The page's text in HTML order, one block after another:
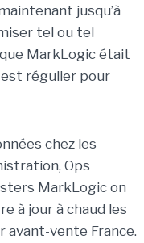
jusqu’à
tel ou tel
MarkLogic était
régulier pour
chez les
Ops
MarkLogic on
à jour à chaud les
avant-vente France.